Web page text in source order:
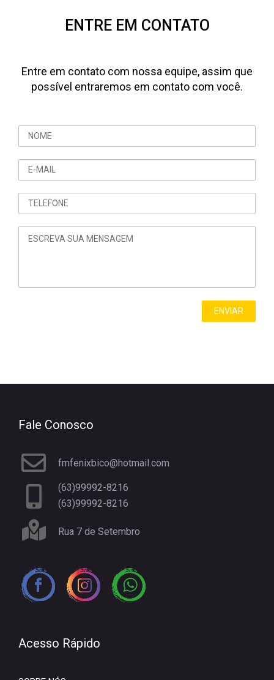
ENTRE EM CONTATO
Entre em contato com nossa equipe, assim que
possível entraremos em contato com você.
Fale Conosco
fmfenixbico@hotmail.com
(63)99992-8216
(63)99992-8216
Rua 7 de Setembro
Acesso Rápido